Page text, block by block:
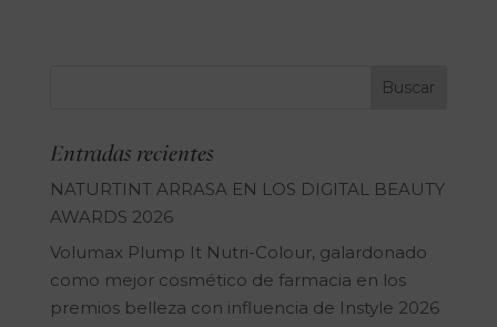
Entradas recientes
NATURTINT ARRASA EN LOS DIGITAL BEAUTY
AWARDS 2026
Volumax Plump It Nutri-Colour, galardonado
como mejor cosmético de farmacia en los
premios belleza con influencia de Instyle 2026